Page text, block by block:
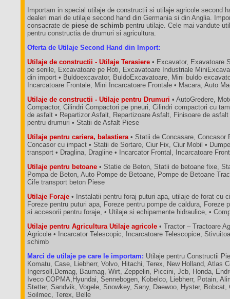
Importam in special utilaje de constructii si utilaje agricole second
dealeri mari de utilaje second hand din Germania si din Anglia.
consacrate de piese de schimb pentru utilaje. Cele mai vandute
pentru constructia de drumuri si agricultura.
Oferta de Utilaje Second Hand din Import:
Utilaje de constructii - Utilaje Terasiere • Excavator, Exavatoare
pe senile, Excavatoare pe Roti, Excavatoare Industriale
din import • Buldoexcavator, BuldoExcavatoare, Mini buldo
Incarcatoare Frontale, Mini Incarcatoare Frontale • Macara, Auto
Utilaje de constructii - Utilaje pentru Drumuri • AutoGredere,
Compactor, Cilindri Compactori pe pneuri, Cilindri compactori cu
de asfalt • Repartizor Asfalt, Repartizoare Asfalt, Finisoare de
pentru drumuri • Statii de Asfalt Piese
Utilaje pentru cariera, balastiera • Statii de Concasare, Concasor
Concasor cu impact • Statii de Sortare, Ciur Fix, Ciur Mobil •
transport • Draglina, Dragline • Incarcator Frontal, Incarcatoare
Utilaje pentru betoane • Statie de Beton, Statii de betoane fixe,
Pompa de Beton, Auto Pompe de Betoane, Pompe de Betoane
Cife transport beton Piese
Utilaje Foraje • Instalatii pentru foraj puturi apa, utilaje de forat cu
Foreze pentru puturi apa, Foreze pentru pompe de caldura, Foreze
si accesorii pentru foraje, • Utilaje si echipamente hidraulice, •
Utilaje pentru Agricultura Utilaje agricole • Tractor – Tractoare
Agricole • Incarcator Telescopic, Incarcatoare Telescopice,
schimb
Marci de utilaje pe care le importam: Utilaje pentru Constructii
Komatu, Case, Liebherr, Volvo, Hitachi, Terex, New Holland, Atlas
Ingersoll,Demag, Baumag, Wirt, Zeppelin, Piccini, Jcb, Honda,
Iveco COPMA,Hyundai, Sennebogen, Kobelco, Liebherr, Potain,
Stetter, Sandvik, Vogele, Snowkey, Sany, Daewoo, Hyster, Bobcat,
Soilmec, Terex, Belle